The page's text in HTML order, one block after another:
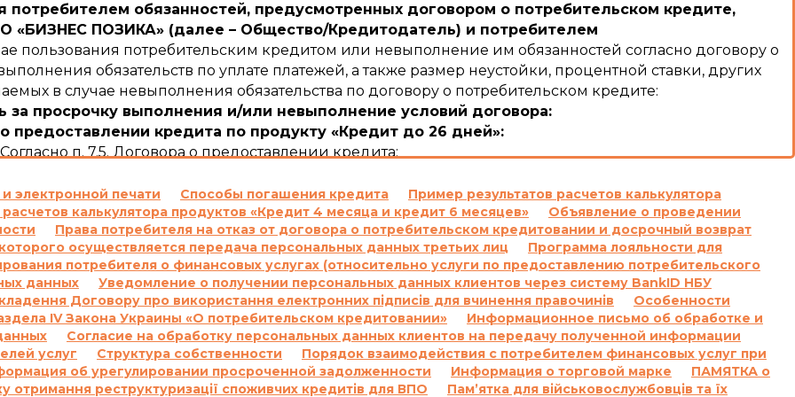
обязанностей, предусмотренных договором о потребительском кредите,
ПОЗИКА» (далее – Общество/Кредитодатель) и потребителем
пользования потребительским кредитом или невыполнение им обязанностей согласно договору о
обязательств по уплате платежей, а также размер неустойки, процентной ставки, других
в случае невыполнения обязательства по договору о потребительском кредите:
за просрочку выполнения и/или невыполнение условий договора:
предоставлении кредита по продукту «Кредит до 26 дней»:
Согласно п. 7.5. Договора о предоставлении кредита:
положений части 2 статьи 625 Гражданского кодекса Украины Кредитодатель имеет право
сумму задолженности с учетом 3700 (три тысячи семьсот) процентов годовых от просроченной
суммы задолженности.
пункте выше, начисляются за каждый день просрочки на сумму задолженности, включающую
и/или сумму просроченной Комиссии и/или на просроченную сумму Кредита, и не начисляются на
проценты на основании статьи 625 Гражданского кодекса Украины.
соответствии с настоящим пунктом Договора на сумму задолженности, которая меньше 100 (сто)
гривен 00 копеек.
на основании Договора и других платежей, подлежащих уплате Заемщиком за нарушение
не может превышать половины суммы Кредита, полученной Заемщиком от Кредитодателя по
электронной печати Способы погашения кредита
Пример результатов расчетов калькулятора
калькулятора продуктов «Кредит 4 месяца и кредит 6 месяцев»
Объявление о проведении
Права потребителя на отказ от договора о потребительском кредитовании и досрочный возврат
осуществляется передача персональных данных третьих лиц
Программа лояльности для
потребителя о финансовых услугах (относительно услуги по предоставлению потребительского
данных
Уведомление о получении персональных данных клиентов через систему BankID НБУ
Договору про використання електронних підписів для вчинення правочинів
Особенности
IV Закона Украины «О потребительском кредитовании»
Информационное письмо об обработке и
Согласие на обработку персональных данных клиентов на передачу полученной информации
услуг
Структура собственности
Порядок взаимодействия с потребителем финансовых услуг при
об урегулировании просроченной задолженности Информация о торговой марке
ПАМЯТКА о
отримання реструктуризації споживчих кредитів для ВПО
Пам’ятка для військовослужбовців та їх